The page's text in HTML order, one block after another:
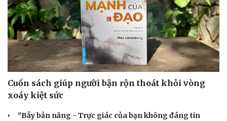
Cuốn sách giúp người bận rộn thoát khỏi vòng
xoáy kiệt sức
"Bẫy bản năng - Trực giác của bạn không đáng tin